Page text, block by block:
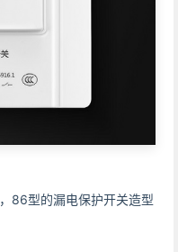
86型的漏电保护开关造型